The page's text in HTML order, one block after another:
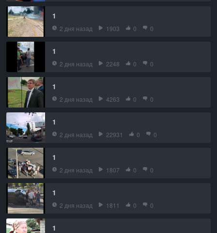
1
2 дня назад 1903 0 0
1
2 дня назад 2248 0 0
1
2 дня назад 4263 0 0
1
2 дня назад 22931 0 0
1
2 дня назад 1807 0 0
1
2 дня назад 1811 0 0
1